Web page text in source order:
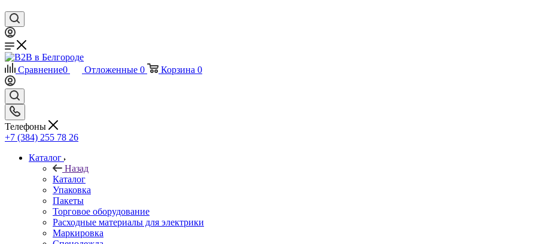
Сравнение0 Отложенные 0 Корзина 0
Телефоны
+7 (384) 255 78 26
Каталог
Назад
Каталог
Упаковка
Пакеты
Торговое оборудование
Расходные материалы для электрики
Маркировка